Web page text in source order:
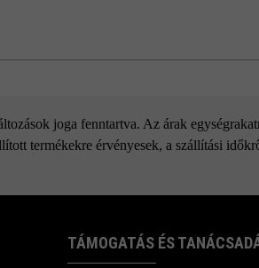
lehetséges (kivéve a Kumo VG4-
joga fenntartva. Az árak
termékekre érvényesek, a szállítási
TÁMOGATÁS ÉS